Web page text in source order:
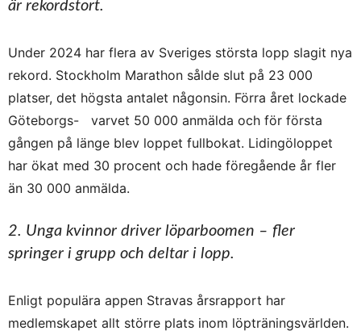
är rekordstort.
Under 2024 har flera av Sveriges största lopp slagit nya
rekord. Stockholm Marathon sålde slut på 23 000
platser, det högsta antalet någonsin. Förra året lockade
Göteborgs- varvet 50 000 anmälda och för första
gången på länge blev loppet fullbokat. Lidingöloppet
har ökat med 30 procent och hade föregående år fler
än 30 000 anmälda.
2. Unga kvinnor driver löparboomen – fler
springer i grupp och deltar i lopp.
Enligt populära appen Stravas årsrapport har
medlemskapet allt större plats inom löpträningsvärlden.